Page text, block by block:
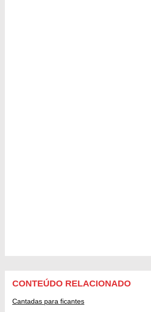
CONTEÚDO RELACIONADO
Cantadas para ficantes